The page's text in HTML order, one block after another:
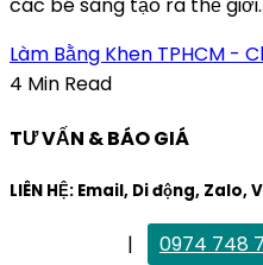
Làm Bằng Khen TPHCM -
4 Min Read
TƯ VẤN & BÁO GIÁ
LIÊN HỆ: Email, Di động,
|
0974 748